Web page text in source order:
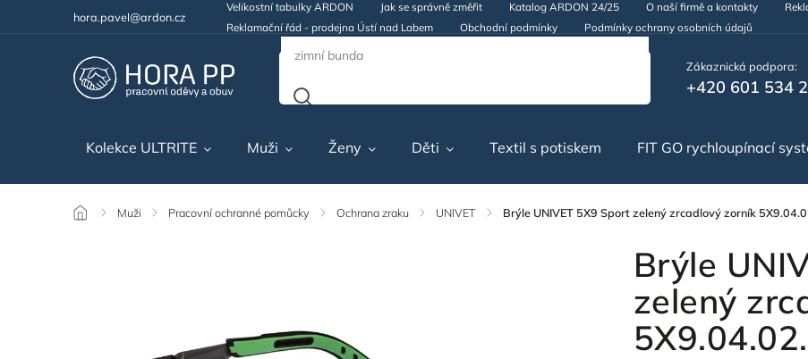
hora.pavel@ardon.cz
Velikostní tabulky ARDON Jak se správně změřit Katalog ARDON 24/25 O naší firmě a kontakty
Reklamační řád - prodejna Ústí nad Labem
Obchodní podmínky Podmínky ochrany osobních údajů
Zákaznická podpora:
+420 601 534
Kolekce ULTRITE Muži Ženy Děti Textil s potiskem FIT GO rychloupínací
/ Muži / Pracovní ochranné pomůcky / Ochrana zraku / UNIVET / Brýle UNIVET 5X9 Sport zelený zrcadlový zorník
Brýle
zelený